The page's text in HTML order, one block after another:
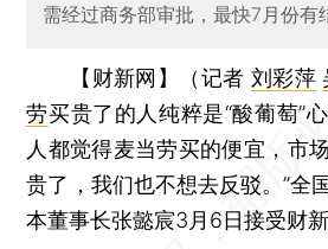
需经过商务部审批，最快7月份有
【财新网】（记者 刘彩萍
劳买贵了的人纯粹是“酸葡萄”
人都觉得麦当劳买的便宜，市
贵了，我们也不想去反驳。”全
本董事长张懿宸3月6日接受财新